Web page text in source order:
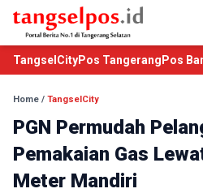
TangselCityPos Tangerang Pos
Home / TangselCity
PGN Permudah
Pemakaian Gas
Meter Mandiri